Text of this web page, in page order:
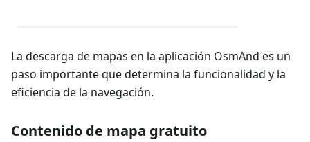
La descarga de mapas en la aplicación OsmAnd es un
paso importante que determina la funcionalidad y la
eficiencia de la navegación.
Contenido de mapa gratuito